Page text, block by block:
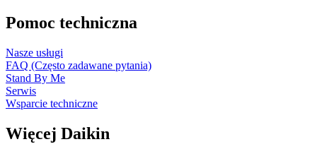
Pomoc techniczna
Nasze usługi
FAQ (Często zadawane pytania)
Stand By Me
Serwis
Wsparcie techniczne
Więcej Daikin